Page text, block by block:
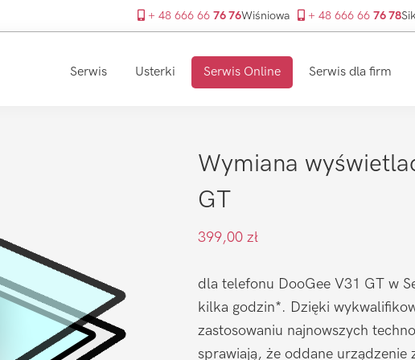
+ 48 666 66 76 76Wiśniowa + 48 666 66 76 78
Serwis Usterki Serwis Online Serwis dla firm
Wymiana
GT
399,00 zł
dla telefonu DooGee V31 GT w
kilka godzin*. Dzięki
zastosowaniu najnowszych
sprawiają, że oddane urządzenie